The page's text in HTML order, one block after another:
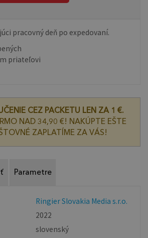
pracovný deň po expedovaní.
priateľovi
CEZ PACKETU LEN ZA 1 €.
NAD 34,90 €! NAKÚPTE EŠTE
ZAPLATÍME ZA VÁS!
Parametre
Ringier Slovakia Media s.r.o.
2022
slovenský